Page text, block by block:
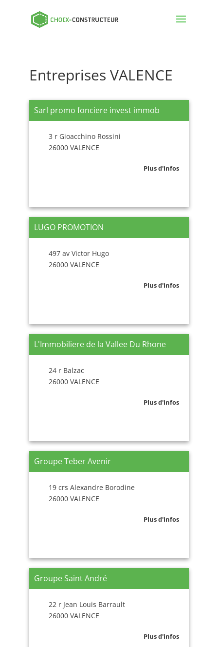
Entreprises VALENCE
Sarl promo fonciere invest immob
3 r Gioacchino Rossini
26000 VALENCE
Plus d'infos
LUGO PROMOTION
497 av Victor Hugo
26000 VALENCE
Plus d'infos
L'Immobiliere de la Vallee Du Rhone
24 r Balzac
26000 VALENCE
Plus d'infos
Groupe Teber Avenir
19 crs Alexandre Borodine
26000 VALENCE
Plus d'infos
Groupe Saint André
22 r Jean Louis Barrault
26000 VALENCE
Plus d'infos